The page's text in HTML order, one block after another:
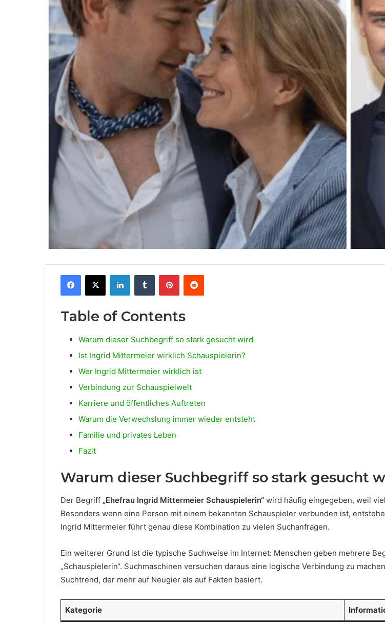
Facebook
X LinkedInTumblr PinterestReddit
Table of Contents
Warum dieser Suchbegriff so stark gesucht wird
Ist Ingrid Mittermeier wirklich Schauspielerin?
Wer Ingrid Mittermeier wirklich ist
Verbindung zur Schauspielwelt
Karriere und öffentliches Auftreten
Warum die Verwechslung immer wieder entsteht
Familie und privates Leben
Fazit
Warum dieser Suchbegriff so stark gesucht
Der Begriff „Ehefrau Ingrid Mittermeier Schauspielerin“ wird häufig eingegeben, weil
Besonders wenn eine Person mit einem bekannten Schauspieler verbunden ist,
Ingrid Mittermeier führt genau diese Kombination zu vielen Suchanfragen.
Ein weiterer Grund ist die typische Suchweise im Internet: Menschen geben mehrere
„Schauspielerin“. Suchmaschinen versuchen daraus eine logische Verbindung zu
Suchtrend, der mehr auf Neugier als auf Fakten basiert.
Kategorie